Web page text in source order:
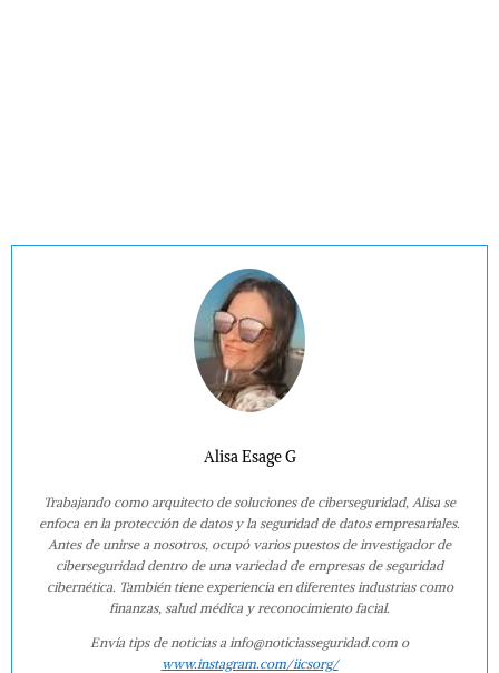
Alisa Esage G
Trabajando como arquitecto de soluciones de ciberseguridad, Alisa se
enfoca en la protección de datos y la seguridad de datos empresariales.
Antes de unirse a nosotros, ocupó varios puestos de investigador de
ciberseguridad dentro de una variedad de empresas de seguridad
cibernética. También tiene experiencia en diferentes industrias como
finanzas, salud médica y reconocimiento facial.
Envía tips de noticias a info@noticiasseguridad.com o
www.instagram.com/iicsorg/